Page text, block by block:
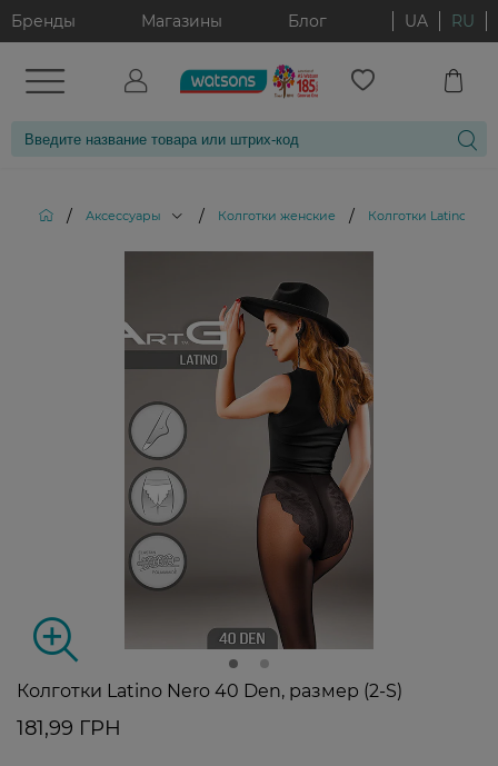
Бренды Магазины Блог UA RU
/ Аксессуары / Колготки женские / Колготки Latino
Колготки Latino Nero 40 Den, размер (2-S)
181,99 ГРН